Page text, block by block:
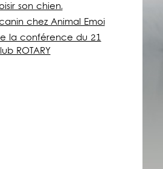
son chien.
chez Animal Emoi
la conférence du 21
ROTARY